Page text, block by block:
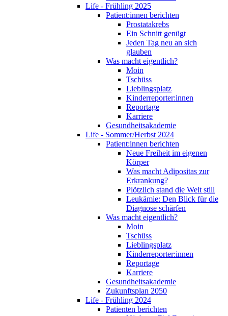
Life - Frühling 2025
Patient:innen berichten
Prostatakrebs
Ein Schnitt genügt
Jeden Tag neu an sich
glauben
Was macht eigentlich?
Moin
Tschüss
Lieblingsplatz
Kinderreporter:innen
Reportage
Karriere
Gesundheitsakademie
Life - Sommer/Herbst 2024
Patient:innen berichten
Neue Freiheit im eigenen
Körper
Was macht Adipositas zur
Erkrankung?
Plötzlich stand die Welt still
Leukämie: Den Blick für die
Diagnose schärfen
Was macht eigentlich?
Moin
Tschüss
Lieblingsplatz
Kinderreporter:innen
Reportage
Karriere
Gesundheitsakademie
Zukunftsplan 2050
Life - Frühling 2024
Patienten berichten